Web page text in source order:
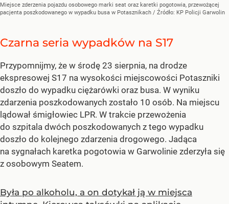
Miejsce zderzenia pojazdu osobowego marki seat oraz karetki pogotowia, przewożącej
pacjenta poszkodowanego w wypadku busa w Potasznikach / Źródło: KP Policji Garwolin
Czarna seria wypadków na S17
Przypomnijmy, że w środę 23 sierpnia, na drodze
ekspresowej S17 na wysokości miejscowości Potaszniki
doszło do wypadku ciężarówki oraz busa. W wyniku
zdarzenia poszkodowanych zostało 10 osób. Na miejscu
lądował śmigłowiec LPR. W trakcie przewożenia
do szpitala dwóch poszkodowanych z tego wypadku
doszło do kolejnego zdarzenia drogowego. Jadąca
na sygnałach karetka pogotowia w Garwolinie zderzyła się
z osobowym Seatem.
Była po alkoholu, a on dotykał ją w miejsca